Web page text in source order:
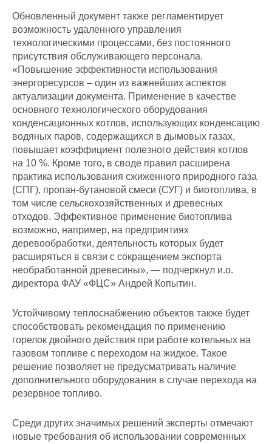
Обновленный документ также регламентирует
возможность удаленного управления
технологическими процессами, без постоянного
присутствия обслуживающего персонала.
«Повышение эффективности использования
энергоресурсов – один из важнейших аспектов
актуализации документа. Применение в качестве
основного технологического оборудования
конденсационных котлов, использующих конденсацию
водяных паров, содержащихся в дымовых газах,
повышает коэффициент полезного действия котлов
на 10 %. Кроме того, в своде правил расширена
практика использования сжиженного природного газа
(СПГ), пропан-бутановой смеси (СУГ) и биотоплива, в
том числе сельскохозяйственных и древесных
отходов. Эффективное применение биотоплива
возможно, например, на предприятиях
деревообработки, деятельность которых будет
расширяться в связи с сокращением экспорта
необработанной древесины», — подчеркнул и.о.
директора ФАУ «ФЦС» Андрей Копытин.
Устойчивому теплоснабжению объектов также будет
способствовать рекомендация по применению
горелок двойного действия при работе котельных на
газовом топливе с переходом на жидкое. Такое
решение позволяет не предусматривать наличие
дополнительного оборудования в случае перехода на
резервное топливо.
Среди других значимых решений эксперты отмечают
новые требования об использовании современных